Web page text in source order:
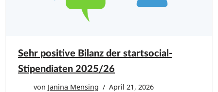
Sehr positive Bilanz der startsocial-
Stipendiaten 2025/26
von Janina Mensing April 21, 2026